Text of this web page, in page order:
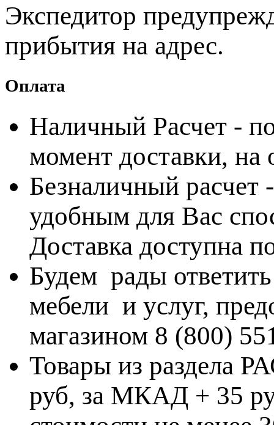
Экспедитор
прибытия на адрес.
Оплата
Наличный Расчет -
момент доставки, на
Безналичный
удобным для Вас
Доставка доступна
Будем рады
мебели и услуг,
магазином 8 (800)
Товары из раздела
руб, за МКАД + 35